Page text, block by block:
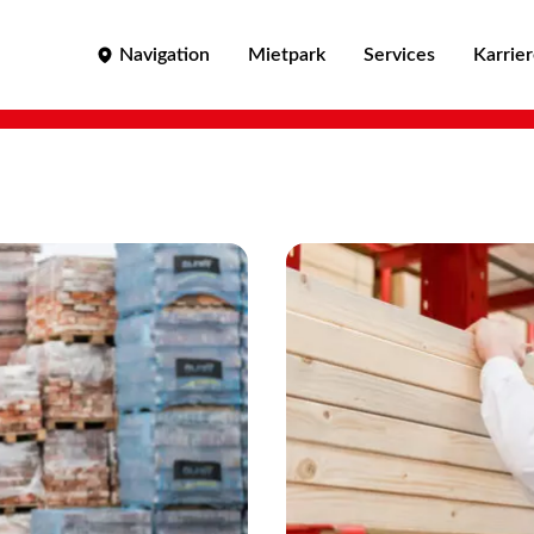
Navigation Mietpark Services